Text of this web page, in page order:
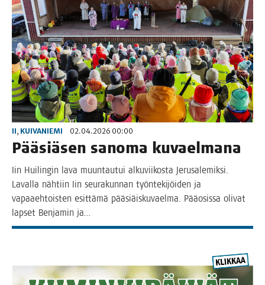
II, KUIVANIEMI 02.04.2026 00:00
Pää­siä­sen sano­ma kuvaelmana
Iin Hui­lin­gin lava muun­tau­tui alku­vii­kos­ta Jerusa­le­mik­si.
Laval­la näh­tiin Iin seu­ra­kun­nan työn­te­ki­jöi­den ja
vapaa­eh­tois­ten esit­tä­mä pää­siäis­ku­vael­ma. Pääosis­sa oli­vat
lap­set Ben­ja­min ja…